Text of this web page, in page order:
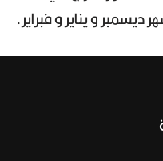
و يناير و فبراير.